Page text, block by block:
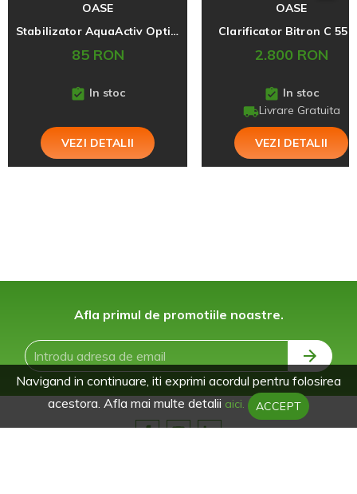
OASE
Stabilizator AquaActiv OptiPond 500 ml
85 RON
In stoc
VEZI DETALII
OASE
Clarificator Bitron C 55
2.800 RON
In stoc
Livrare Gratuita
VEZI DETALII
Afla primul de promotiile noastre.
Navigand in continuare, iti exprimi acordul pentru folosirea
acestora. Afla mai multe detalii aici. ACCEPT